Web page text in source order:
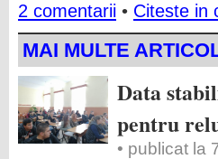
2 comentarii • Citeste in
MAI MULTE
Data
pentru
• publicat la